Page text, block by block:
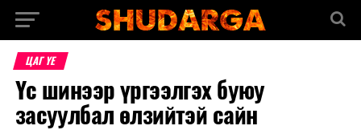
ЦАГ ҮЕ
Үс шинээр үргээлгэх буюу
засуулбал өлзийтэй сайн